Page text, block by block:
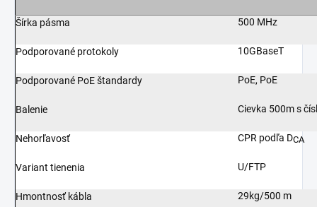
Šírka pásma 500 MHz
Podporované protokoly 10GBaseT
Podporované PoE štandardy PoE, PoE
Balenie Cievka 500m s
Nehorľavosť CPR podľa DCA
Variant tienenia U/FTP
Hmontnosť kábla 29kg/500 m